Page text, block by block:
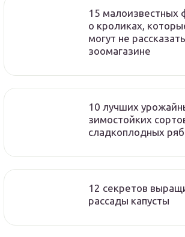
15 малоизвестных
о кроликах,
могут не
зоомагазине
10 лучших
зимостойких
сладкоплодных
12 секретов
рассады капусты